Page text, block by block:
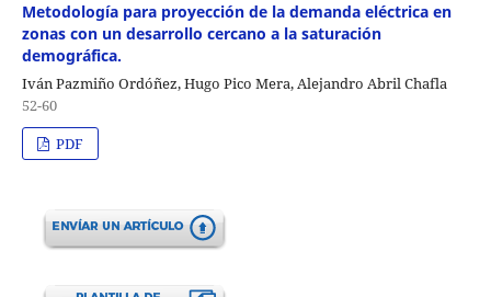
Metodología para proyección de la demanda eléctrica en
zonas con un desarrollo cercano a la saturación
demográfica.
Iván Pazmiño Ordóñez, Hugo Pico Mera, Alejandro Abril Chafla
52-60
PDF